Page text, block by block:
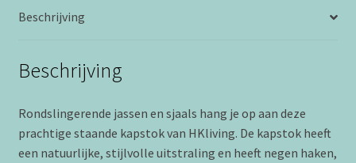
Beschrijving
Beschrijving
Rondslingerende jassen en sjaals hang je op aan deze
prachtige staande kapstok van HKliving. De kapstok heeft
een natuurlijke, stijlvolle uitstraling en heeft negen haken,